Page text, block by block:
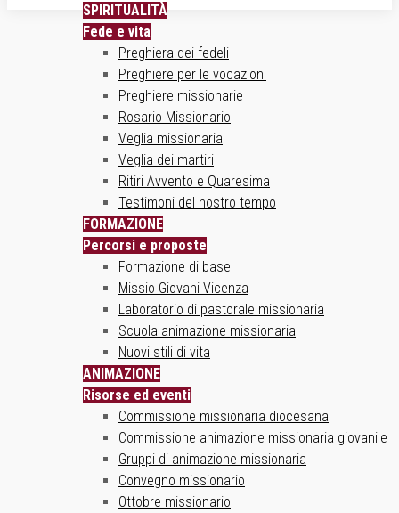
SPIRITUALITÀ
Fede e vita
Preghiera dei fedeli
Preghiere per le vocazioni
Preghiere missionarie
Rosario Missionario
Veglia missionaria
Veglia dei martiri
Ritiri Avvento e Quaresima
Testimoni del nostro tempo
FORMAZIONE
Percorsi e proposte
Formazione di base
Missio Giovani Vicenza
Laboratorio di pastorale missionaria
Scuola animazione missionaria
Nuovi stili di vita
ANIMAZIONE
Risorse ed eventi
Commissione missionaria diocesana
Commissione animazione missionaria giovanile
Gruppi di animazione missionaria
Convegno missionario
Ottobre missionario